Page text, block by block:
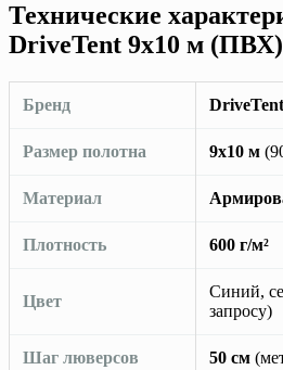
Технические
DriveTent 9х10 м (ПВХ)
Бренд DriveTent
Размер полотна 9х10 м
Материал
Плотность 600 г/м²
Цвет
Синий,
запросу)
Шаг люверсов 50 см